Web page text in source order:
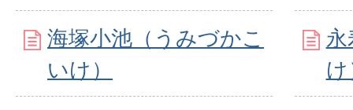
海塚小池（うみづかこ
いけ）